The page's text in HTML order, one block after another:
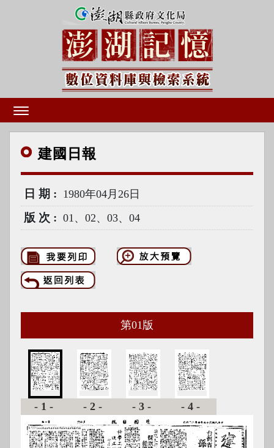
建國 日報
日期 1980年04月26日
版次 01、02、03、04
第01 版
-1- -2- -3- -4-